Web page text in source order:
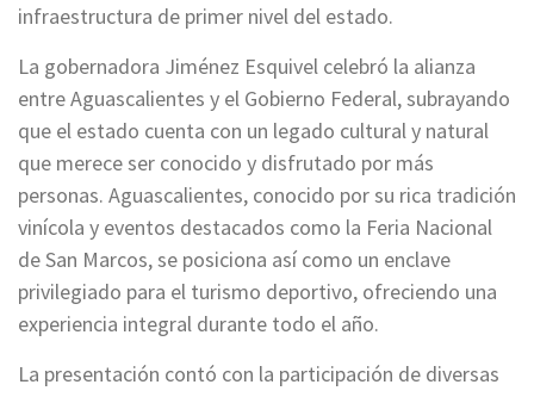
infraestructura de primer nivel del estado.
La gobernadora Jiménez Esquivel celebró la alianza
entre Aguascalientes y el Gobierno Federal, subrayando
que el estado cuenta con un legado cultural y natural
que merece ser conocido y disfrutado por más
personas. Aguascalientes, conocido por su rica tradición
vinícola y eventos destacados como la Feria Nacional
de San Marcos, se posiciona así como un enclave
privilegiado para el turismo deportivo, ofreciendo una
experiencia integral durante todo el año.
La presentación contó con la participación de diversas